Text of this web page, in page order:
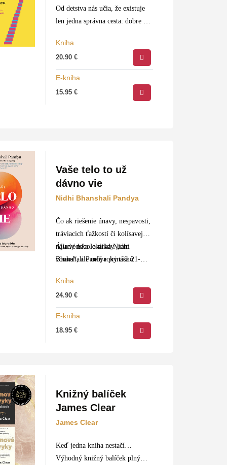
Od detstva nás učia, že existuje
len jedna správna cesta: dobre sa
hlavne nikdy neriskovať. Simon
Squibb – podnikateľ, investor,
zakladateľ…
Kniha
20.90€
E-kniha
15.95€
Vaše telo to už
dávno vie
Nidhi Bhanshali Pandya
Čo ak riešenie únavy, nespavosti,
tráviacich ťažkostí či kolísavej
nálady nebolo nikdy „tam
vonku“, ale celé roky ticho
Ájurvédska lekárka Nidhi
Bhanshali Pandya prináša 21-
Kniha
24.90€
E-kniha
18.95€
Knižný balíček
James Clear
James Clear
Keď jedna kniha nestačí…
Výhodný knižný balíček plný